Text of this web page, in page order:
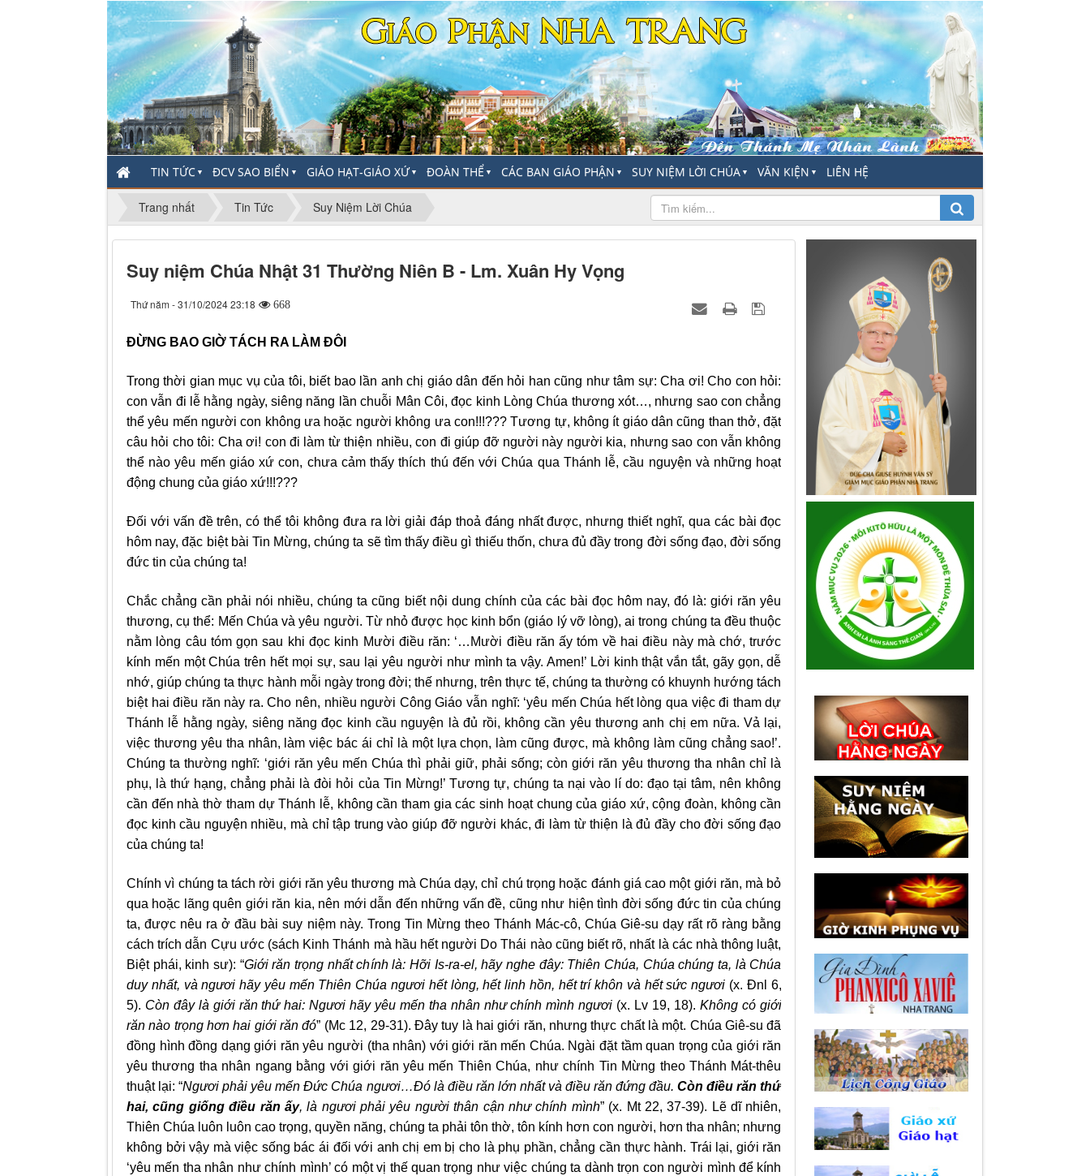
TIN TỨC ▼ ĐCV SAO BIỂN ▼ GIÁO HẠT-GIÁO XỨ▼ ĐOÀN THỂ ▼ CÁC BAN GIÁO PHẬN ▼ SUY NIỆM LỜI CHÚA ▼ VĂN KIỆN ▼ LIÊN HỆ
Trang nhất Tin Tức Suy Niệm Lời Chúa
Suy niệm Chúa Nhật 31 Thường Niên B - Lm. Xuân Hy Vọng
Thứ năm - 31/10/2024 23:18 668
ĐỪNG BAO GIỜ TÁCH RA LÀM ĐÔI
Trong thời gian mục vụ của tôi, biết bao lần anh chị giáo dân đến hỏi han cũng như tâm sự: Cha ơi! Cho con hỏi:
con vẫn đi lễ hằng ngày, siêng năng lần chuỗi Mân Côi, đọc kinh Lòng Chúa thương xót…, nhưng sao con chẳng
thể yêu mến người con không ưa hoặc người không ưa con!!!??? Tương tự, không ít giáo dân cũng than thở, đặt
câu hỏi cho tôi: Cha ơi! con đi làm từ thiện nhiều, con đi giúp đỡ người này người kia, nhưng sao con vẫn không
thể nào yêu mến giáo xứ con, chưa cảm thấy thích thú đến với Chúa qua Thánh lễ, cầu nguyện và những hoạt
động chung của giáo xứ!!!???
Đối với vấn đề trên, có thể tôi không đưa ra lời giải đáp thoả đáng nhất được, nhưng thiết nghĩ, qua các bài đọc
hôm nay, đặc biệt bài Tin Mừng, chúng ta sẽ tìm thấy điều gì thiếu thốn, chưa đủ đầy trong đời sống đạo, đời sống
đức tin của chúng ta!
Chắc chẳng cần phải nói nhiều, chúng ta cũng biết nội dung chính của các bài đọc hôm nay, đó là: giới răn yêu
thương, cụ thể: Mến Chúa và yêu người. Từ nhỏ được học kinh bổn (giáo lý vỡ lòng), ai trong chúng ta đều thuộc
nằm lòng câu tóm gọn sau khi đọc kinh Mười điều răn: ‘…Mười điều răn ấy tóm về hai điều này mà chớ, trước
kính mến một Chúa trên hết mọi sự, sau lại yêu người như mình ta vậy. Amen!’ Lời kinh thật vắn tắt, gãy gọn, dễ
nhớ, giúp chúng ta thực hành mỗi ngày trong đời; thế nhưng, trên thực tế, chúng ta thường có khuynh hướng tách
biệt hai điều răn này ra. Cho nên, nhiều người Công Giáo vẫn nghĩ: ‘yêu mến Chúa hết lòng qua việc đi tham dự
Thánh lễ hằng ngày, siêng năng đọc kinh cầu nguyện là đủ rồi, không cần yêu thương anh chị em nữa. Vả lại,
việc thương yêu tha nhân, làm việc bác ái chỉ là một lựa chọn, làm cũng được, mà không làm cũng chẳng sao!’.
Chúng ta thường nghĩ: ‘giới răn yêu mến Chúa thì phải giữ, phải sống; còn giới răn yêu thương tha nhân chỉ là
phụ, là thứ hạng, chẳng phải là đòi hỏi của Tin Mừng!’ Tương tự, chúng ta nại vào lí do: đạo tại tâm, nên không
cần đến nhà thờ tham dự Thánh lễ, không cần tham gia các sinh hoạt chung của giáo xứ, cộng đoàn, không cần
đọc kinh cầu nguyện nhiều, mà chỉ tập trung vào giúp đỡ người khác, đi làm từ thiện là đủ đầy cho đời sống đạo
của chúng ta!
Chính vì chúng ta tách rời giới răn yêu thương mà Chúa dạy, chỉ chú trọng hoặc đánh giá cao một giới răn, mà bỏ
qua hoặc lãng quên giới răn kia, nên mới dẫn đến những vấn đề, cũng như hiện tình đời sống đức tin của chúng
ta, được nêu ra ở đầu bài suy niệm này. Trong Tin Mừng theo Thánh Mác-cô, Chúa Giê-su dạy rất rõ ràng bằng
cách trích dẫn Cựu ước (sách Kinh Thánh mà hầu hết người Do Thái nào cũng biết rõ, nhất là các nhà thông luật,
Biệt phái, kinh sư): “Giới răn trọng nhất chính là: Hỡi Is-ra-el, hãy nghe đây: Thiên Chúa, Chúa chúng ta, là Chúa
duy nhất, vàngươi hãy yêu mến Thiên Chúa ngươi hết lòng, hết linh hồn, hết trí khôn và hết sức ngươi (x. Đnl 6,
5). Còn đây là giới răn thứ hai: Ngươi hãy yêu mến tha nhân như chính mình ngươi (x. Lv 19, 18). Không có giới
răn nào trọng hơn hai giới răn đó” (Mc 12, 29-31). Đây tuy là hai giới răn, nhưng thực chất là một. Chúa Giê-su đã
đồng hình đồng dạng giới răn yêu người (tha nhân) với giới răn mến Chúa. Ngài đặt tầm quan trọng của giới răn
yêu thương tha nhân ngang bằng với giới răn yêu mến Thiên Chúa, như chính Tin Mừng theo Thánh Mát-thêu
thuật lại: “Ngươi phải yêu mến Đức Chúa ngươi…Đó là điều răn lớn nhất và điều răn đứng đầu.Còn điều răn thứ
hai, cũng giống điều răn ấy, là ngươi phải yêu người thân cận như chính mình” (x. Mt 22, 37-39). Lẽ dĩ nhiên,
Thiên Chúa luôn luôn cao trọng, quyền năng, chúng ta phải tôn thờ, tôn kính hơn con người, hơn tha nhân; nhưng
không bởi vậy mà việc sống bác ái đối với anh chị em bị cho là phụ phần, chẳng cần thực hành. Trái lại, giới răn
‘yêu mến tha nhân như chính mình’ có một vị thế quan trọng như việc chúng ta dành trọn con người mình để kính